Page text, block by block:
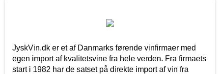
JyskVin.dk er et af Danmarks førende vinfirmaer med
egen import af kvalitetsvine fra hele verden. Fra firmaets
start i 1982 har de satset på direkte import af vin fra